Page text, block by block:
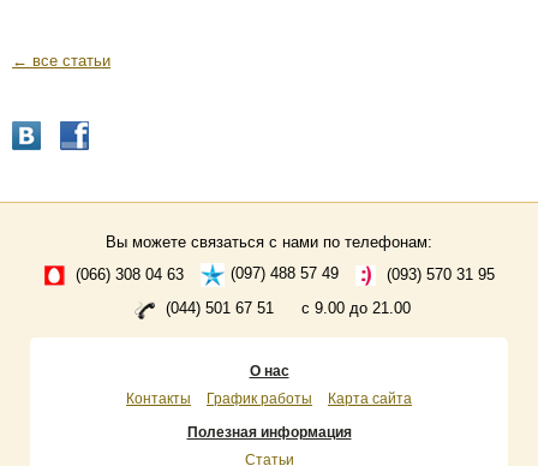
← все статьи
Вы можете связаться с нами по телефонам:
(066) 308 04 63
(097) 488 57 49
(093) 570 31 95
(044) 501 67 51
с 9.00 до 21.00
О нас
Контакты
График работы
Карта сайта
Полезная информация
Статьи